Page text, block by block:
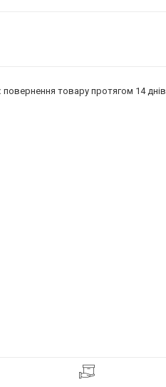
повернення товару протягом 14 днів